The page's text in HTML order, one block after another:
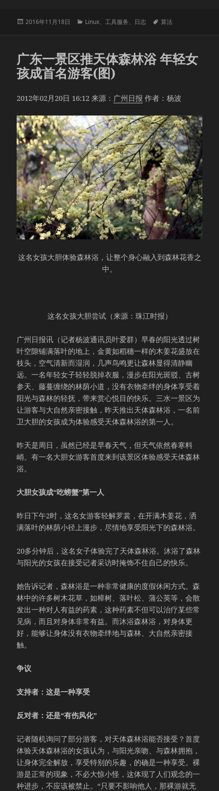
发
2016年11月18日
分
Linux、工具服务、 日志
标
算法
广东一景区推天体森林浴 年轻女
孩成首名游客(图)
2012年02月20日 16:12 来源： 广州日报 作者：杨波
这名女孩大胆体验森林浴，让整个身心融入到森林花香之
中。
这名女孩大胆尝试（来源：珠江时报）
广州日报讯（记者杨波通讯员叶爱群）早春的阳光透过树
叶空隙铺满落叶的地上，金黄如稻穗一样的木姜花盛放在
枝头，空气清新而湿润，几声鸟鸣更让森林显得清静幽
远。一名年轻女子轻轻脱掉衣服，漫步在阳光斑驳、古树
参天、藤蔓缠绕的林荫小道，没有衣物牵绊的身体享受着
阳光与森林的轻抚，带来赏心悦目的快乐。三水一景区为
让游客与大自然亲密接触，昨天推出天体森林浴，一名前
卫大胆的女孩成为体验感受天体森林浴的第一人。
昨天是周日，虽然已经是早春天气，但天气依然春寒料
峭。有一名大胆女游客首度来到该景区体验感受天体森林
浴。
大胆女孩成“吃螃蟹”第一人
昨日下午2时，这名女游客轻解罗裳，在开满木姜花，洒
满落叶的林荫小径上漫步，尽情地享受阳光下的森林浴。
20多分钟后，这名女子体验完了天体森林浴。沐浴了森林
与阳光的女孩在接受记者采访时掩饰不住自己的快乐。
她告诉记者，森林浴是一种非常健康的度假休闲方式。森
林中的许多树木花草，如樟树、落叶松、蒲公英等，会散
发出一种对人有益的药素，这种药素不但可以治疗某些常
见病，而且对身体非常有益。而沐浴森林浴，对身体更
好，能够让身体没有衣物牵绊地与森林、大自然亲密接
触。
争议
支持者：这是一种享受
反对者：还是“有伤风化”
记者随机询问了部分游客，对天体森林浴能否接受？首度
体验天体森林浴的女孩认为，与阳光亲吻、与森林拥抱，
让身体完全解放，享受特别的乐趣，的确是一种享受。裸
游是正常的现象，不必大惊小怪，这体现了人们观念的一
种进步，不应该被禁止。“只要不影响他人，那裸游就无